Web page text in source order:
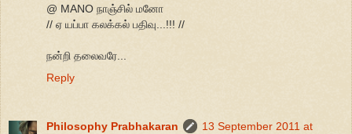
@ MANO நாஞ்சில் மனோ
// ஏ யப்பா கலக்கல் பதிவு...!!! //
நன்றி தலைவரே...
Reply
Philosophy Prabhakaran
13 September 2011 at